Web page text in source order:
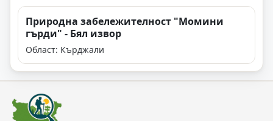
Природна забележителност "Момини
гърди" - Бял извор
Област: Кърджали